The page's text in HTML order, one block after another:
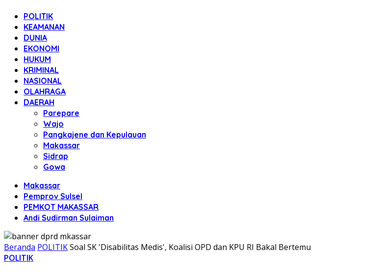
POLITIK
KEAMANAN
DUNIA
EKONOMI
HUKUM
KRIMINAL
NASIONAL
OLAHRAGA
DAERAH
Parepare
Wajo
Pangkajene dan Kepulauan
Makassar
Sidrap
Gowa
Makassar
Pemprov Sulsel
PEMKOT MAKASSAR
Andi Sudirman Sulaiman
Beranda POLITIKSoal SK 'Disabilitas Medis', Koalisi OPD dan KPU RI Bakal Bertemu
POLITIK